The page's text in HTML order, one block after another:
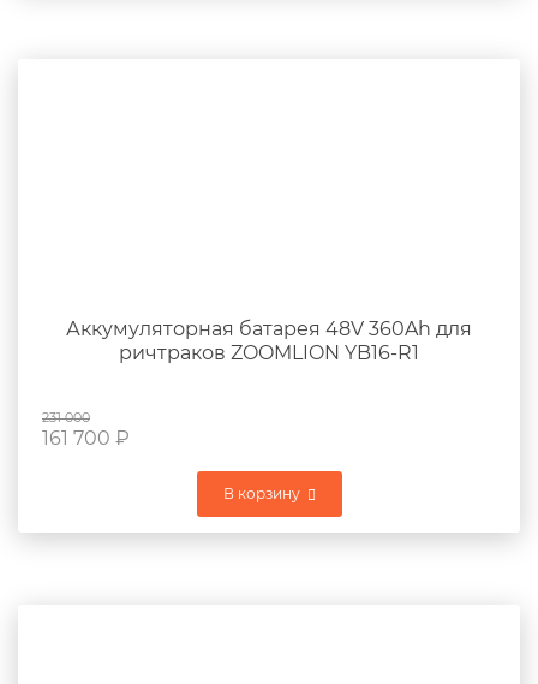
Аккумуляторная батарея 48V 360Ah для
ричтраков ZOOMLION YB16-R1
231 000
161 700 ₽
В корзину